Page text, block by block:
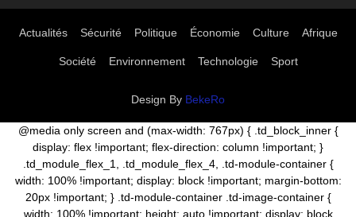
Actualités Sécurité Politique Économie Culture Afrique
Société Environnement Technologie Sport
Design By BekeRo
@media only screen and (max-width: 767px) { .td_block_inner {
display: flex !important; flex-direction: column !important; }
.td_module_flex_1, .td_module_flex_4, .td-module-container {
width: 100% !important; display: block !important; margin-bottom:
20px !important; } .td-module-container .td-image-container {
width: 100% !important; height: auto !important; display: block